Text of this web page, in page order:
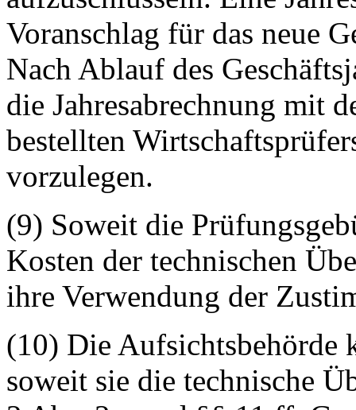
Voranschlag für das neue
Nach Ablauf des
die Jahresabrechnung mit
bestellten
vorzulegen.
(9) Soweit die
Kosten der technischen
ihre Verwendung der
(10) Die Aufsichtsbehörde
soweit sie die technische